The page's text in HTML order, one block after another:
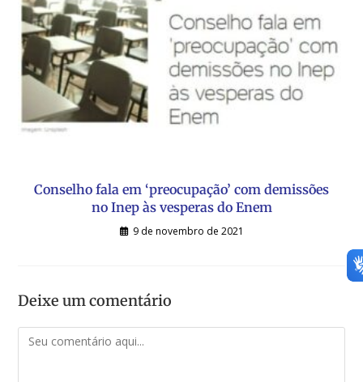
Conselho fala em ‘preocupação’ com demissões
no Inep às vesperas do Enem
9 de novembro de 2021
Deixe um comentário